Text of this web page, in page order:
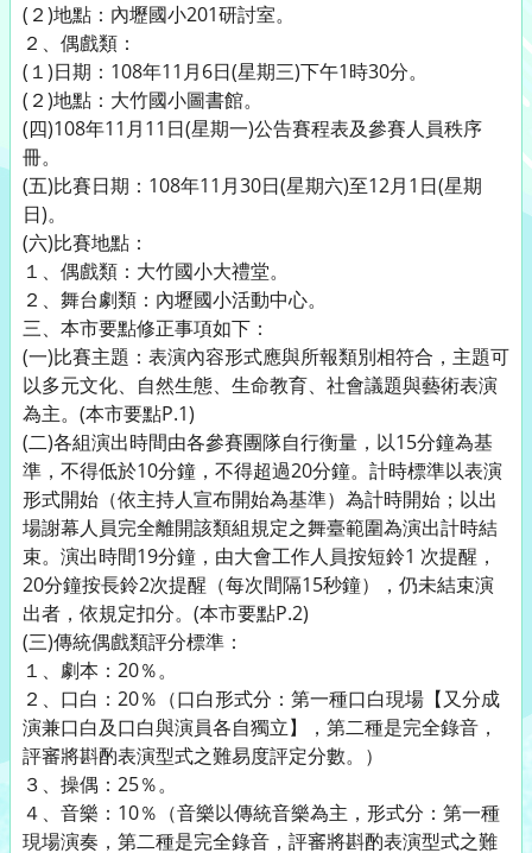
(２)地點：內壢國小201研討室。
２、偶戲類：
(１)日期：108年11月6日(星期三)下午1時30分。
(２)地點：大竹國小圖書館。
(四)108年11月11日(星期一)公告賽程表及參賽人員秩序
冊。
(五)比賽日期：108年11月30日(星期六)至12月1日(星期
日)。
(六)比賽地點：
１、偶戲類：大竹國小大禮堂。
２、舞台劇類：內壢國小活動中心。
三、本市要點修正事項如下：
(一)比賽主題：表演內容形式應與所報類別相符合，主題可
以多元文化、自然生態、生命教育、社會議題與藝術表演
為主。(本市要點P.1)
(二)各組演出時間由各參賽團隊自行衡量，以15分鐘為基
準，不得低於10分鐘，不得超過20分鐘。計時標準以表演
形式開始（依主持人宣布開始為基準）為計時開始；以出
場謝幕人員完全離開該類組規定之舞臺範圍為演出計時結
束。演出時間19分鐘，由大會工作人員按短鈴1 次提醒，
20分鐘按長鈴2次提醒（每次間隔15秒鐘），仍未結束演
出者，依規定扣分。(本市要點P.2)
(三)傳統偶戲類評分標準：
１、劇本：20％。
２、口白：20％（口白形式分：第一種口白現場【又分成
演兼口白及口白與演員各自獨立】，第二種是完全錄音，
評審將斟酌表演型式之難易度評定分數。）
３、操偶：25％。
４、音樂：10％（音樂以傳統音樂為主，形式分：第一種
現場演奏，第二種是完全錄音，評審將斟酌表演型式之難